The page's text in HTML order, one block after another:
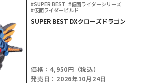
#SUPER BEST #仮面ライダーシリーズ
#仮面ライダービルド
SUPER BEST DXクローズドラゴン
価格：4,950円（税込）
発売日：2026年10月24日